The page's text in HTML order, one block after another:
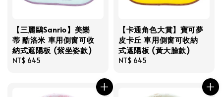
【三麗鷗Sanrio】美樂
蒂 酷洛米 車用側窗可收
納式遮陽板 (紫坐姿款)
Regular
NT$ 645
【卡通角色大賞】寶可夢
皮卡丘 車用側窗可收納
式遮陽板 (黃大臉款)
Regular
NT$ 645